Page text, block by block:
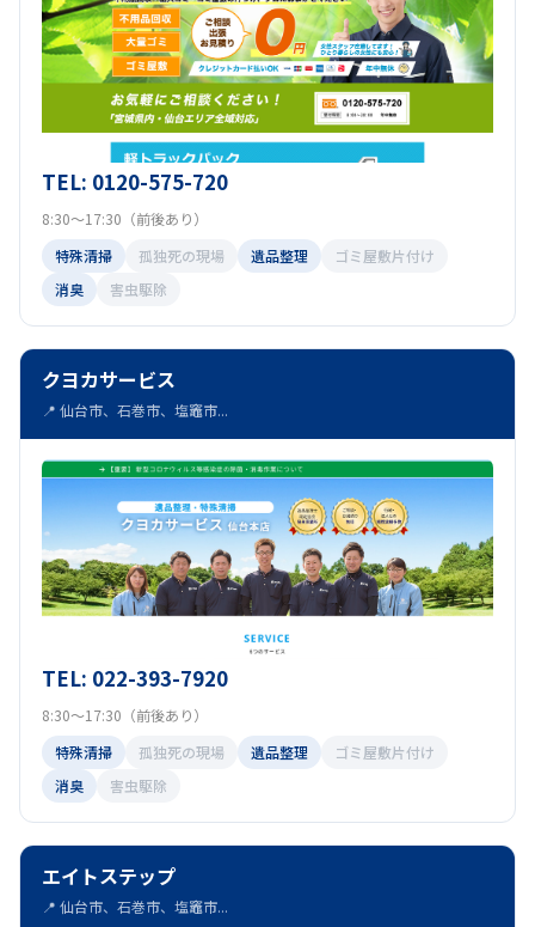
TEL: 0120-575-720
8:30～17:30（前後あり）
特殊清掃
孤独死の現場 遺品整理
ゴミ屋敷片付け
消臭
害虫駆除
クヨカサービス
📍 仙台市、石巻市、塩竈市...
TEL: 022-393-7920
8:30～17:30（前後あり）
特殊清掃
孤独死の現場 遺品整理
ゴミ屋敷片付け
消臭
害虫駆除
エイトステップ
📍 仙台市、石巻市、塩竈市...